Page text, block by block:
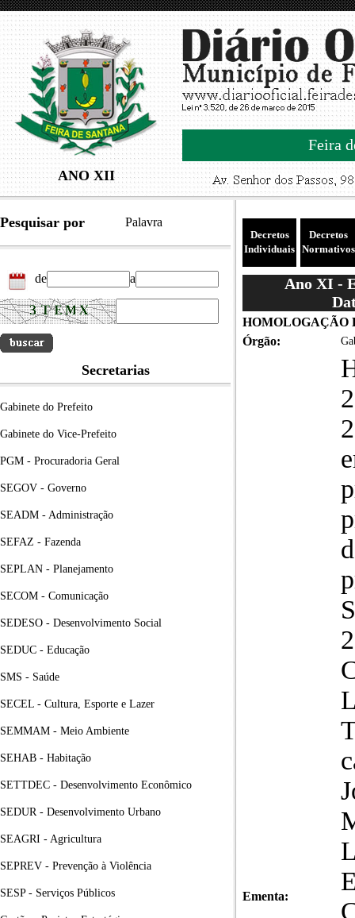
ANO XII
Feira
Pesquisar por Palavra
de a
Secretarias
Gabinete do Prefeito
Gabinete do Vice-Prefeito
PGM - Procuradoria Geral
SEGOV - Governo
SEADM - Administração
SEFAZ - Fazenda
SEPLAN - Planejamento
SECOM - Comunicação
SEDESO - Desenvolvimento Social
SEDUC - Educação
SMS - Saúde
SECEL - Cultura, Esporte e Lazer
SEMMAM - Meio Ambiente
SEHAB - Habitação
SETTDEC - Desenvolvimento Econômico
SEDUR - Desenvolvimento Urbano
SEAGRI - Agricultura
SEPREV - Prevenção à Violência
SESP - Serviços Públicos
Decretos
Individuais
Decretos
Normativos
Ano XI -
HOMOLOGAÇÃO
Órgão:
Ementa: